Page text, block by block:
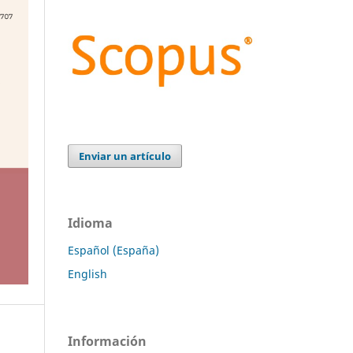
Enviar un artículo
Idioma
Español (España)
English
Información